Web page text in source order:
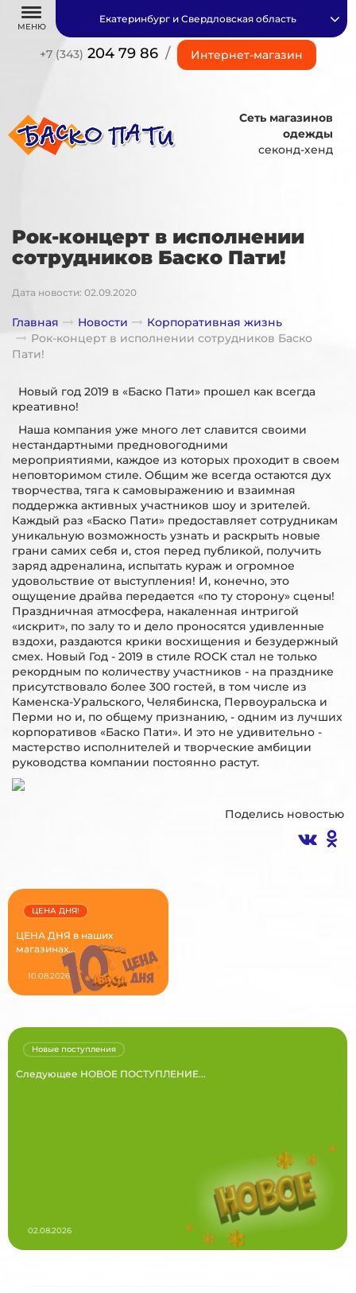
МЕНЮ
+7 (343) 204 79 86 / Интернет-магазин
Екатеринбург и Свердловская область
Сеть магазинов
одежды
секонд-хенд
Рок-концерт в исполнении
сотрудников Баско Пати!
Дата новости: 02.09.2020
Главная Новости
Корпоративная жизнь
Рок-концерт в исполнении сотрудников Баско
Пати!
Новый год 2019 в «Баско Пати» прошел как всегда
креативно!
Наша компания уже много лет славится своими
нестандартными предновогодними
мероприятиями, каждое из которых проходит в своем
неповторимом стиле. Общим же всегда остаются дух
творчества, тяга к самовыражению и взаимная
поддержка активных участников шоу и зрителей.
Каждый раз «Баско Пати» предоставляет сотрудникам
уникальную возможность узнать и раскрыть новые
грани самих себя и, стоя перед публикой, получить
заряд адреналина, испытать кураж и огромное
удовольствие от выступления! И, конечно, это
ощущение драйва передается «по ту сторону» сцены!
Праздничная атмосфера, накаленная интригой
«искрит», по залу то и дело проносятся удивленные
вздохи, раздаются крики восхищения и безудержный
смех. Новый Год - 2019 в стиле ROCK стал не только
рекордным по количеству участников - на празднике
присутствовало более 300 гостей, в том числе из
Каменска-Уральского, Челябинска, Первоуральска и
Перми но и, по общему признанию, - одним из лучших
корпоративов «Баско Пати». И это не удивительно -
мастерство исполнителей и творческие амбиции
руководства компании постоянно растут.
Поделись новостью
ЦЕНА ДНЯ в наших
магазинах...
ЦЕНА ДНЯ!
10.08.2026
Следующее НОВОЕ ПОСТУПЛЕНИЕ...
Новые поступления
02.08.2026